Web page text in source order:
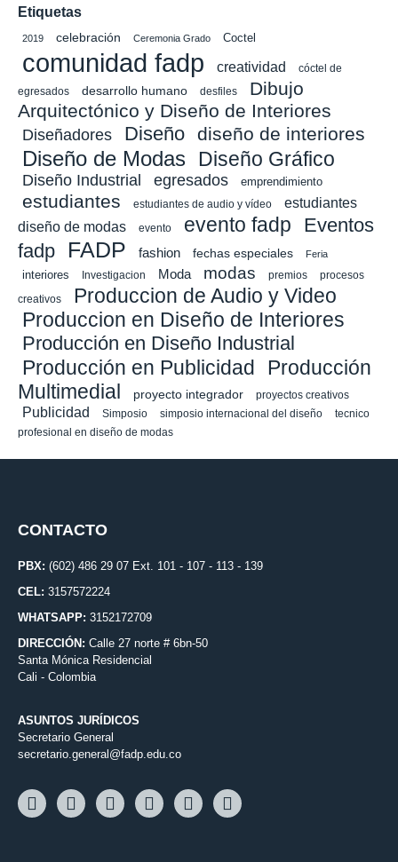
Etiquetas
2019 celebración Ceremonia Grado Coctel
comunidad fadp creatividad
cóctel de
egresados
desarrollo humano desfiles
Dibujo
Arquitectónico y Diseño de Interiores
Diseñadores Diseño diseño de interiores
Diseño de Modas Diseño Gráfico
Diseño Industrial egresados emprendimiento
estudiantes estudiantes de audio y vídeo
estudiantes
diseño de modas
evento evento fadp
Eventos
fadp
FADP fashion fechas especiales Feria
interiores Investigacion Moda modas premios procesos
creativos Produccion de Audio y Video
Produccion en Diseño de Interiores
Producción en Diseño Industrial
Producción en Publicidad
Producción
Multimedial
proyecto integrador proyectos creativos
Publicidad Simposio simposio internacional del diseño
tecnico
profesional en diseño de modas
CONTACTO
PBX: (602) 486 29 07 Ext. 101 - 107 - 113 - 139
CEL: 3157572224
WHATSAPP: 3152172709
DIRECCIÓN: Calle 27 norte # 6bn-50
Santa Mónica Residencial
Cali - Colombia
ASUNTOS JURÍDICOS
Secretario General
secretario.general@fadp.edu.co